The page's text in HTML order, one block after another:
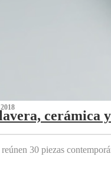
cerámica
reúnen 30 piezas